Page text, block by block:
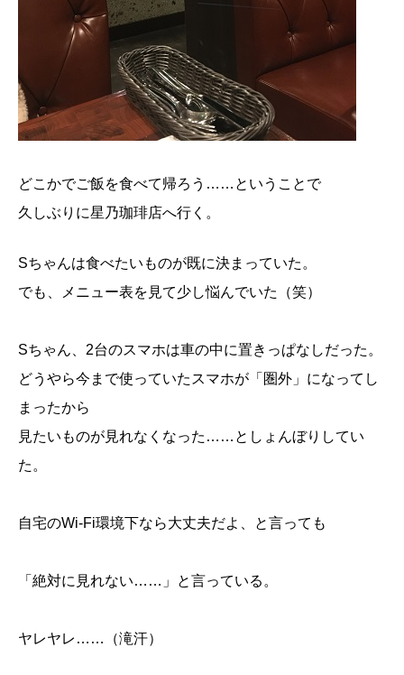
どこかでご飯を食べて帰ろう……ということで
久しぶりに星乃珈琲店へ行く。
Sちゃんは食べたいものが既に決まっていた。
でも、メニュー表を見て少し悩んでいた（笑）
Sちゃん、2台のスマホは車の中に置きっぱなしだった。
どうやら今まで使っていたスマホが「圏外」になってし
まったから
見たいものが見れなくなった……としょんぼりしてい
た。
自宅のWi-Fi環境下なら大丈夫だよ、と言っても
「絶対に見れない……」と言っている。
ヤレヤレ……（滝汗）